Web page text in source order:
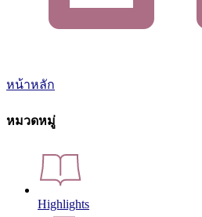
หน้าหลัก
หมวดหมู่
Highlights